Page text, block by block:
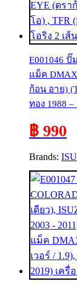
E001046
แม็ค DMAX
ก้อน อาย)
ทอง 1988 –
฿ 990
Brands: